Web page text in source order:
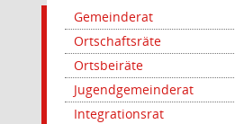
Gemeinderat
Ortschaftsräte
Ortsbeiräte
Jugendgemeinderat
Integrationsrat